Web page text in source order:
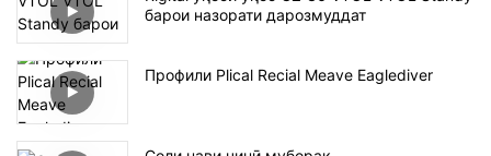
барои назорати дарозмуддат
Профили Plical Recial Meave Eaglediver